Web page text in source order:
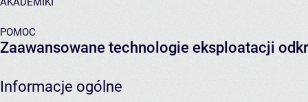
POMOC
Zaawansowane technologie eksploatacji
Informacje ogólne